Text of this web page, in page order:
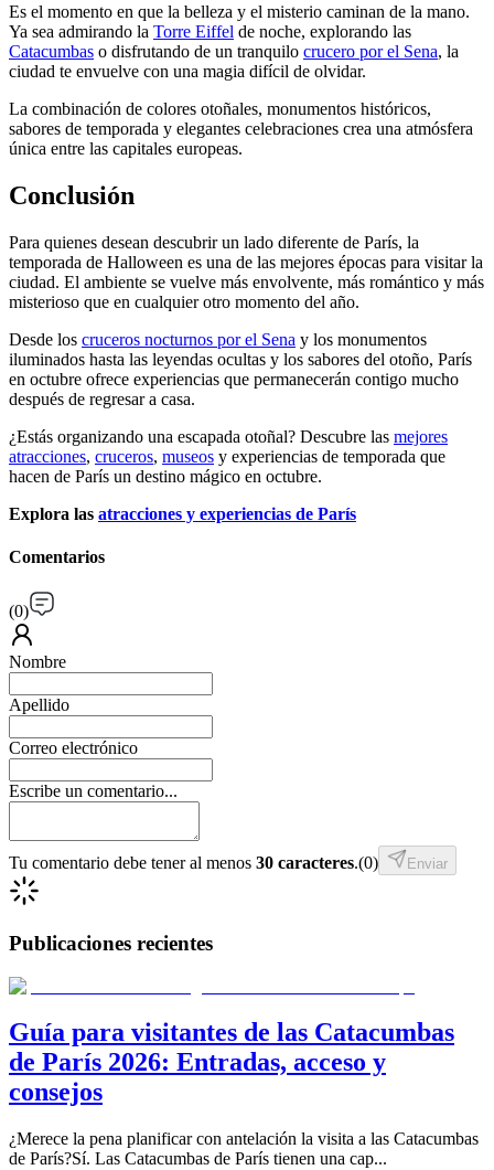
Es el momento en que la belleza y el misterio caminan de la mano.
Ya sea admirando la Torre Eiffel de noche, explorando las
Catacumbas o disfrutando de un tranquilo crucero por el Sena, la
ciudad te envuelve con una magia difícil de olvidar.
La combinación de colores otoñales, monumentos históricos,
sabores de temporada y elegantes celebraciones crea una atmósfera
única entre las capitales europeas.
Conclusión
Para quienes desean descubrir un lado diferente de París, la
temporada de Halloween es una de las mejores épocas para visitar la
ciudad. El ambiente se vuelve más envolvente, más romántico y más
misterioso que en cualquier otro momento del año.
Desde los cruceros nocturnos por el Sena y los monumentos
iluminados hasta las leyendas ocultas y los sabores del otoño, París
en octubre ofrece experiencias que permanecerán contigo mucho
después de regresar a casa.
¿Estás organizando una escapada otoñal? Descubre las mejores
atracciones, cruceros, museos y experiencias de temporada que
hacen de París un destino mágico en octubre.
Explora las atracciones y experiencias de París
Comentarios
(0)
Nombre
Apellido
Correo electrónico
Escribe un comentario...
Tu comentario debe tener al menos 30 caracteres.(0) Enviar
Publicaciones recientes
Guía para visitantes de las Catacumbas
de París 2026: Entradas, acceso y
consejos
¿Merece la pena planificar con antelación la visita a las Catacumbas
de París?Sí. Las Catacumbas de París tienen una cap...